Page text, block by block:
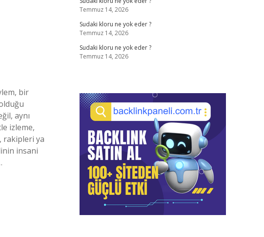
bir
aynı
izleme,
rakipleri ya
insani
Temmuz 14, 2026
Sudaki kloru ne yok eder ?
Temmuz 14, 2026
Sudaki kloru ne yok eder ?
Temmuz 14, 2026